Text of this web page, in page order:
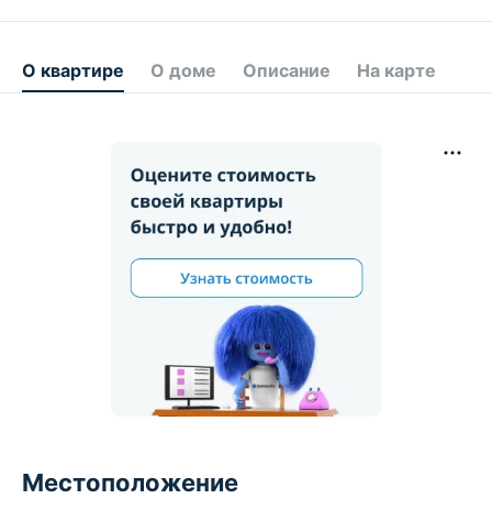
О квартире О доме Описание На карте
Местоположение